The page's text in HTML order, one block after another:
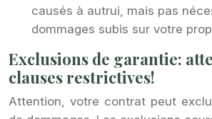
causés à autrui, mais pas
dommages subis sur votre
Exclusions de garantie:
clauses restrictives!
Attention, votre contrat peut